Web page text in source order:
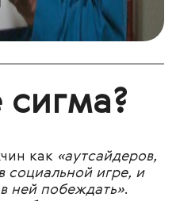
сигма?
как «аутсайдеров,
социальной игре, и
ней побеждать».